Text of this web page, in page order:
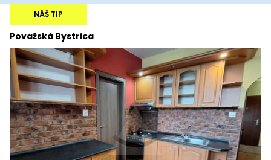
Považská Bystrica
NÁŠ TIP